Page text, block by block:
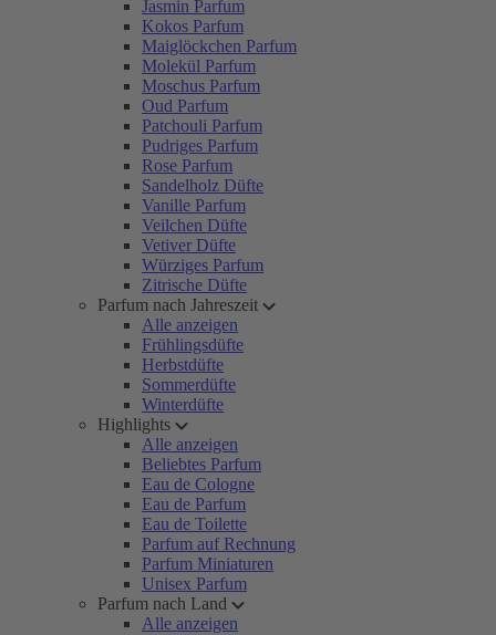
Jasmin Parfum
Kokos Parfum
Maiglöckchen Parfum
Molekül Parfum
Moschus Parfum
Oud Parfum
Patchouli Parfum
Pudriges Parfum
Rose Parfum
Sandelholz Düfte
Vanille Parfum
Veilchen Düfte
Vetiver Düfte
Würziges Parfum
Zitrische Düfte
Parfum nach Jahreszeit
Alle anzeigen
Frühlingsdüfte
Herbstdüfte
Sommerdüfte
Winterdüfte
Highlights
Alle anzeigen
Beliebtes Parfum
Eau de Cologne
Eau de Parfum
Eau de Toilette
Parfum auf Rechnung
Parfum Miniaturen
Unisex Parfum
Parfum nach Land
Alle anzeigen